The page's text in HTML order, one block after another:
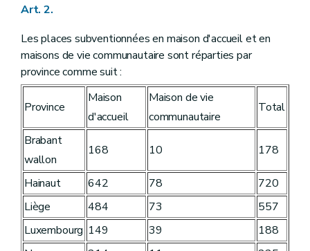
Art. 2.
Les places subventionnées en maison d'accueil et en
maisons de vie communautaire sont réparties par
province comme suit :
Province
Maison
d'accueil
Maison de vie
communautaire
Total
Brabant
wallon
168 10 178
Hainaut 642 78
720
Liège
484 73
557
Luxembourg 149 39
188